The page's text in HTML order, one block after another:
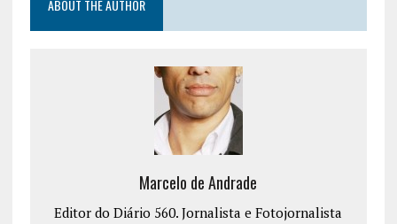
ABOUT THE AUTHOR
Marcelo de Andrade
Editor do Diário 560. Jornalista e Fotojornalista